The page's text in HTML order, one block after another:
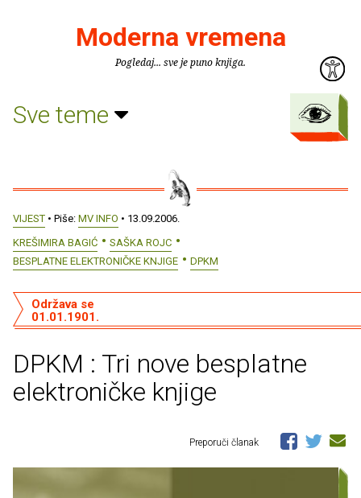
Moderna vremena
Pogledaj... sve je puno knjiga.
Sve teme
VIJEST • Piše: MV INFO • 13.09.2006.
KREŠIMIRA BAGIĆ
SAŠKA ROJC
BESPLATNE ELEKTRONIČKE KNJIGE
DPKM
DPKM : Tri nove besplatne
elektroničke knjige
Održava se
01.01.1901.
Preporuči članak